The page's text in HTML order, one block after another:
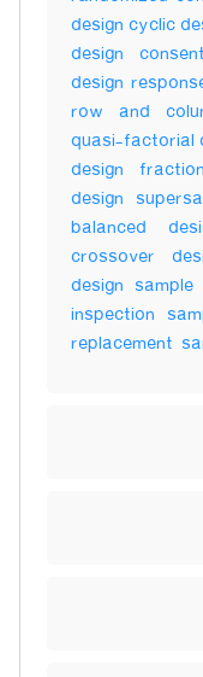
design cyclic
design
design
row and
quasi-factorial
design
design
balanced
crossover
design
inspection
replacement